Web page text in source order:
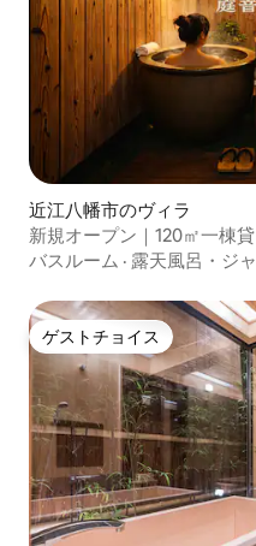
近江八幡市のヴィラ
新規オープン｜120㎡一棟
店至近｜子連れ歓迎｜水回
バスルーム · 露天風呂・ジ
ゲストチョイス
ゲストチョイス